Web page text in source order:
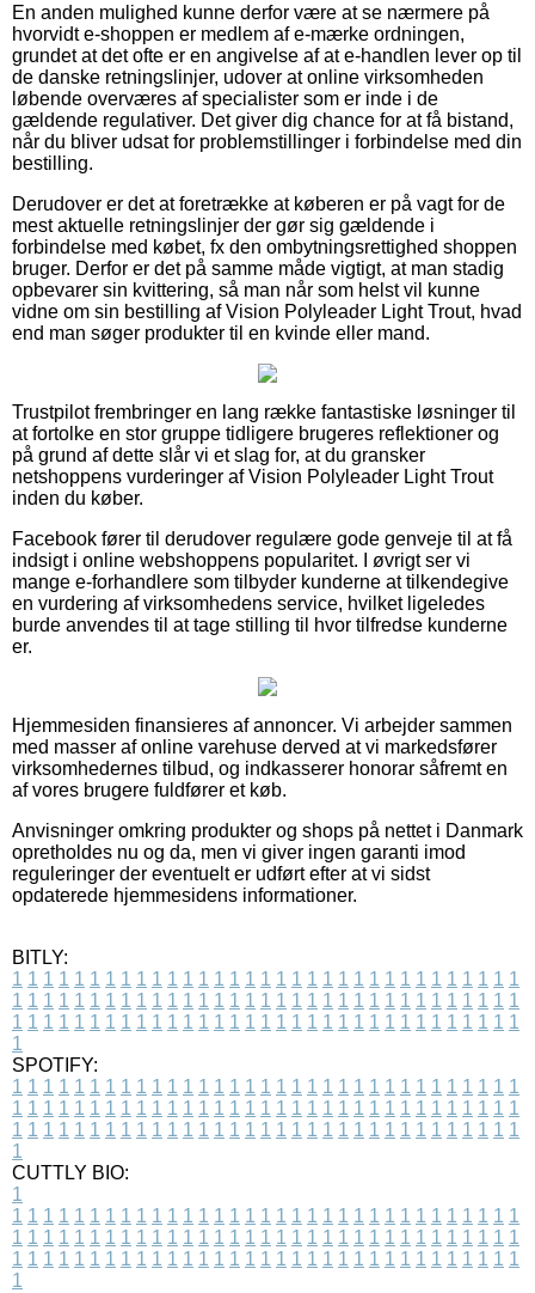
En anden mulighed kunne derfor være at se nærmere på
hvorvidt e-shoppen er medlem af e-mærke ordningen,
grundet at det ofte er en angivelse af at e-handlen lever op til
de danske retningslinjer, udover at online virksomheden
løbende overværes af specialister som er inde i de
gældende regulativer. Det giver dig chance for at få bistand,
når du bliver udsat for problemstillinger i forbindelse med din
bestilling.
Derudover er det at foretrække at køberen er på vagt for de
mest aktuelle retningslinjer der gør sig gældende i
forbindelse med købet, fx den ombytningsrettighed shoppen
bruger. Derfor er det på samme måde vigtigt, at man stadig
opbevarer sin kvittering, så man når som helst vil kunne
vidne om sin bestilling af Vision Polyleader Light Trout, hvad
end man søger produkter til en kvinde eller mand.
Trustpilot frembringer en lang række fantastiske løsninger til
at fortolke en stor gruppe tidligere brugeres reflektioner og
på grund af dette slår vi et slag for, at du gransker
netshoppens vurderinger af Vision Polyleader Light Trout
inden du køber.
Facebook fører til derudover regulære gode genveje til at få
indsigt i online webshoppens popularitet. I øvrigt ser vi
mange e-forhandlere som tilbyder kunderne at tilkendegive
en vurdering af virksomhedens service, hvilket ligeledes
burde anvendes til at tage stilling til hvor tilfredse kunderne
er.
Hjemmesiden finansieres af annoncer. Vi arbejder sammen
med masser af online varehuse derved at vi markedsfører
virksomhedernes tilbud, og indkasserer honorar såfremt en
af vores brugere fuldfører et køb.
Anvisninger omkring produkter og shops på nettet i Danmark
opretholdes nu og da, men vi giver ingen garanti imod
reguleringer der eventuelt er udført efter at vi sidst
opdaterede hjemmesidens informationer.
BITLY:
1 1 1 1 1 1 1 1 1 1 1 1 1 1 1 1 1 1 1 1 1 1 1 1 1 1 1 1 1 1 1 1 1
1 1 1 1 1 1 1 1 1 1 1 1 1 1 1 1 1 1 1 1 1 1 1 1 1 1 1 1 1 1 1 1 1
1 1 1 1 1 1 1 1 1 1 1 1 1 1 1 1 1 1 1 1 1 1 1 1 1 1 1 1 1 1 1 1 1
1
SPOTIFY:
1 1 1 1 1 1 1 1 1 1 1 1 1 1 1 1 1 1 1 1 1 1 1 1 1 1 1 1 1 1 1 1 1
1 1 1 1 1 1 1 1 1 1 1 1 1 1 1 1 1 1 1 1 1 1 1 1 1 1 1 1 1 1 1 1 1
1 1 1 1 1 1 1 1 1 1 1 1 1 1 1 1 1 1 1 1 1 1 1 1 1 1 1 1 1 1 1 1 1
1
CUTTLY BIO:
1
1 1 1 1 1 1 1 1 1 1 1 1 1 1 1 1 1 1 1 1 1 1 1 1 1 1 1 1 1 1 1 1 1
1 1 1 1 1 1 1 1 1 1 1 1 1 1 1 1 1 1 1 1 1 1 1 1 1 1 1 1 1 1 1 1 1
1 1 1 1 1 1 1 1 1 1 1 1 1 1 1 1 1 1 1 1 1 1 1 1 1 1 1 1 1 1 1 1 1
1